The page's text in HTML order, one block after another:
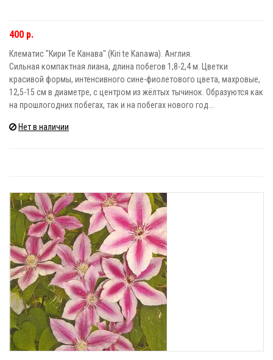
400 р.
Клематис "Кири Те Канава" (Kiri te Kanawa). Англия.
Сильная компактная лиана, длина побегов 1,8-2,4 м. Цветки
красивой формы, интенсивного сине-фиолетового цвета, махровые,
12,5-15 см в диаметре, с центром из жёлтых тычинок. Образуются как
на прошлогодних побегах, так и на побегах нового год...
Нет в наличии